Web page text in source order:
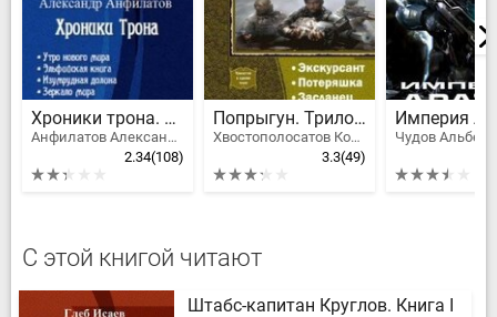
Хроники трона. Тетралогия
Анфилатов Александр Николаевич
2.34(108)
Попрыгун. Трилогия
Хвостополосатов Константин
3.3(49)
Империя
Чудов
С этой книгой читают
Штабс-капитан Круглов. Книга I